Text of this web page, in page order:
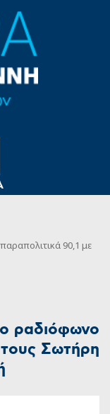
90,1 με
ραδιόφωνο
Σωτήρη